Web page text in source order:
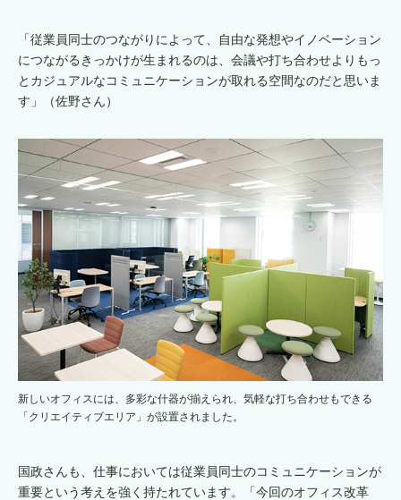
「従業員同士のつながりによって、自由な発想やイノベーション
につながるきっかけが生まれるのは、会議や打ち合わせよりもっ
とカジュアルなコミュニケーションが取れる空間なのだと思いま
す」（佐野さん）
新しいオフィスには、多彩な什器が揃えられ、気軽な打ち合わせもできる
「クリエイティブエリア」が設置されました。
国政さんも、仕事においては従業員同士のコミュニケーションが
重要という考えを強く持たれています。「今回のオフィス改革